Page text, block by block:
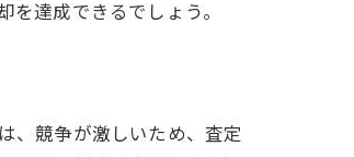
達成できるでしょう。
、競争が激しいため、査定